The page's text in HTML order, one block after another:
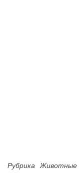
Рубрика Животные